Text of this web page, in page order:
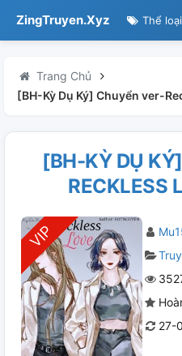
ZingTruyen.Xyz Thể loại
Trang Chủ
[BH-Kỳ Dụ Ký] Chuyển ver-
[BH-KỲ DỤ
RECKLESS
27-